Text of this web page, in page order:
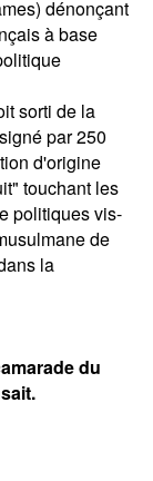
dénonçant
à base
sorti de la
par 250
d'origine
touchant les
politiques vis-
de
la
du